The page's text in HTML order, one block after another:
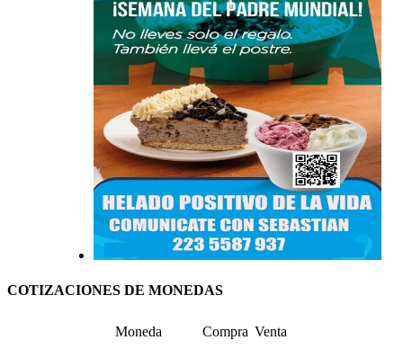
COTIZACIONES DE MONEDAS
Moneda Compra Venta